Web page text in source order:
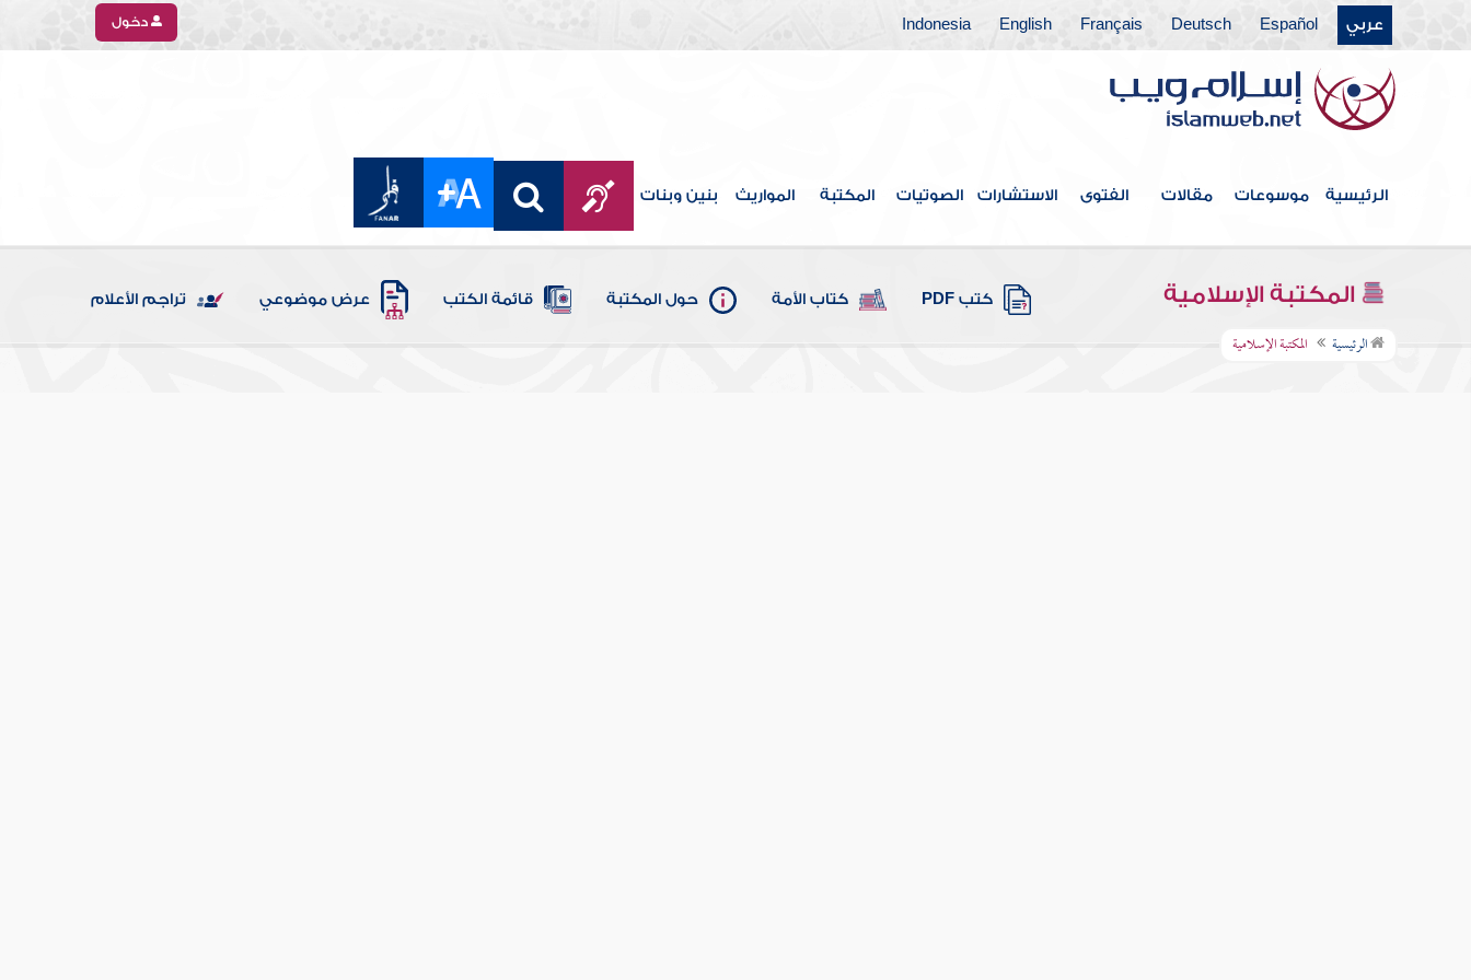
عربي Español
Deutsch
Français
English
Indonesia دخول
الرئيسية موسوعات مقالات الفتوى الاستشارات الصوتيات المكتبة المواريث بنين وبنات
المكتبة الإسلامية كتب PDF كتاب الأمة حول المكتبة قائمة الكتب عرض موضوعي تراجم الأعلام
الرئيسية المكتبة الإسلامية